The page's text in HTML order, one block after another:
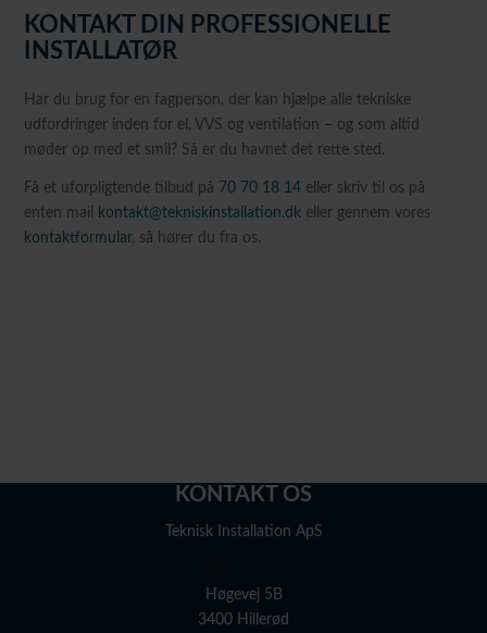
KONTAKT DIN PROFESSIONELLE
INSTALLATØR
Har du brug for en fagperson, der kan hjælpe alle tekniske
udfordringer inden for el, VVS og ventilation – og som altid
møder op med et smil? Så er du havnet det rette sted.
Få et uforpligtende tilbud på 70 70 18 14 eller skriv til os på
enten mail
kontakt@tekniskinstallation.dk eller gennem vores
kontaktformular, så hører du fra os.
KONTAKT OS
Teknisk Installation ApS
Høgevej 5B
3400 Hillerød